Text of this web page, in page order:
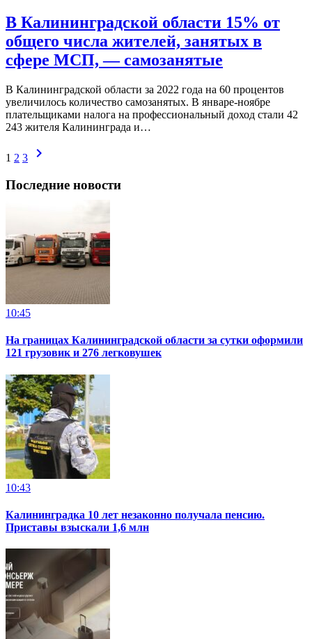
В Калининградской области 15% от
общего числа жителей, занятых в
сфере МСП, — самозанятые
В Калининградской области за 2022 года на 60 процентов
увеличилось количество самозанятых. В январе-ноябре
плательщиками налога на профессиональный доход стали 42
243 жителя Калининграда и…
1 2 3 chevron_right
Последние новости
10:45
На границах Калининградской области за сутки оформили
121 грузовик и 276 легковушек
10:43
Калининградка 10 лет незаконно получала пенсию.
Приставы взыскали 1,6 млн